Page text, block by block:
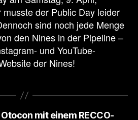
der Public Day leider
sind noch jede Menge
den Nines in der Pipeline –
und YouTube-
der Nines!
mit einem RECCO-